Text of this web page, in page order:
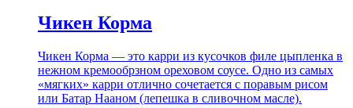
Чикен Корма
Чикен Корма — это карри из кусочков филе цыпленка в
нежном кремообрзном ореховом соусе. Одно из самых
«мягких» карри отлично сочетается с поравым рисом
или Батар Нааном (лепешка в сливочном масле).